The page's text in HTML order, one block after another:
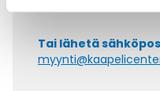
Tai lähetä